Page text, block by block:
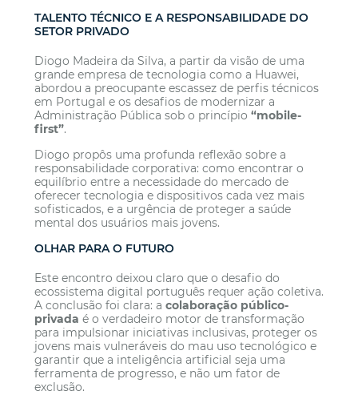
TALENTO TÉCNICO E A RESPONSABILIDADE DO
SETOR PRIVADO
Diogo Madeira da Silva, a partir da visão de uma
grande empresa de tecnologia como a Huawei,
abordou a preocupante escassez de perfis técnicos
em Portugal e os desafios de modernizar a
Administração Pública sob o princípio “mobile-
first”.
Diogo propôs uma profunda reflexão sobre a
responsabilidade corporativa: como encontrar o
equilíbrio entre a necessidade do mercado de
oferecer tecnologia e dispositivos cada vez mais
sofisticados, e a urgência de proteger a saúde
mental dos usuários mais jovens.
OLHAR PARA O FUTURO
Este encontro deixou claro que o desafio do
ecossistema digital português requer ação coletiva.
A conclusão foi clara: a colaboração público-
privada é o verdadeiro motor de transformação
para impulsionar iniciativas inclusivas, proteger os
jovens mais vulneráveis do mau uso tecnológico e
garantir que a inteligência artificial seja uma
ferramenta de progresso, e não um fator de
exclusão.